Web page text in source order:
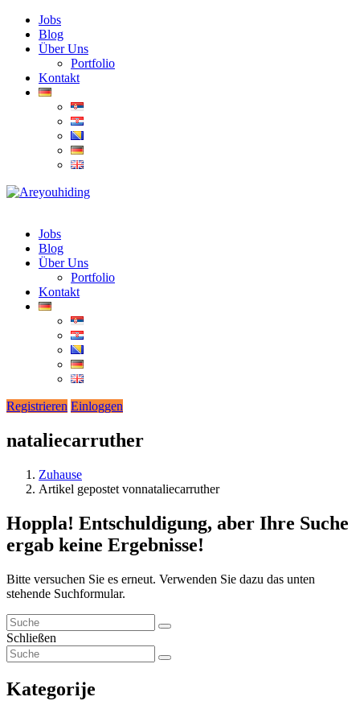
Jobs
Blog
Über Uns
Portfolio
Kontakt
Jobs
Blog
Über Uns
Portfolio
Kontakt
Registrieren Einloggen
nataliecarruther
Zuhause
Artikel gepostet vonnataliecarruther
Hoppla! Entschuldigung, aber Ihre Suche
ergab keine Ergebnisse!
Bitte versuchen Sie es erneut. Verwenden Sie dazu das unten
stehende Suchformular.
Schließen
Kategorije